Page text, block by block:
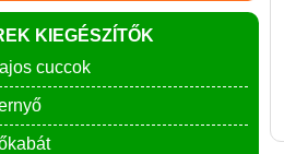
KIEGÉSZÍTŐK
cuccok